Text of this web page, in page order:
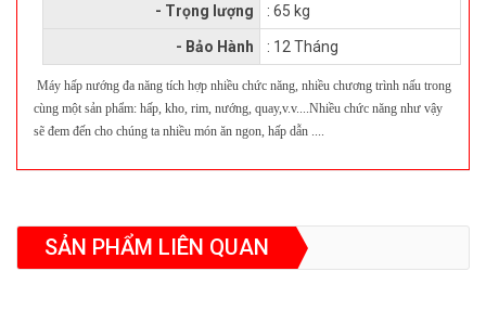
- Trọng lượng : 65 kg
- Bảo Hành : 12 Tháng
Máy hấp nướng đa năng tích hợp nhiều chức năng, nhiều chương trình nấu trong
cùng một sản phẩm: hấp, kho, rim, nướng, quay,v.v....Nhiều chức năng như vậy
sẽ đem đến cho chúng ta nhiều món ăn ngon, hấp dẫn ....
SẢN PHẨM LIÊN QUAN